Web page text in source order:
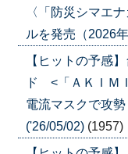
〈「防災シマエ
ルを発売（2026
【ヒットの予感
ド <「ＡＫＩＭ
電流マスクで攻
('26/05/02) (1957)